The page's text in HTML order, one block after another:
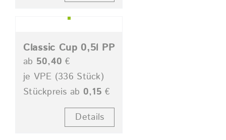
Classic Cup 0,5l PP
ab 50,40 €
je VPE (336 Stück)
Stückpreis ab 0,15 €
Details